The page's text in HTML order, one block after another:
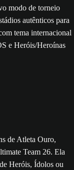
modo de torneio
autênticos para
tema internacional
e Heróis/Heroínas
de Atleta Ouro,
Team 26. Ela
Heróis, Ídolos ou